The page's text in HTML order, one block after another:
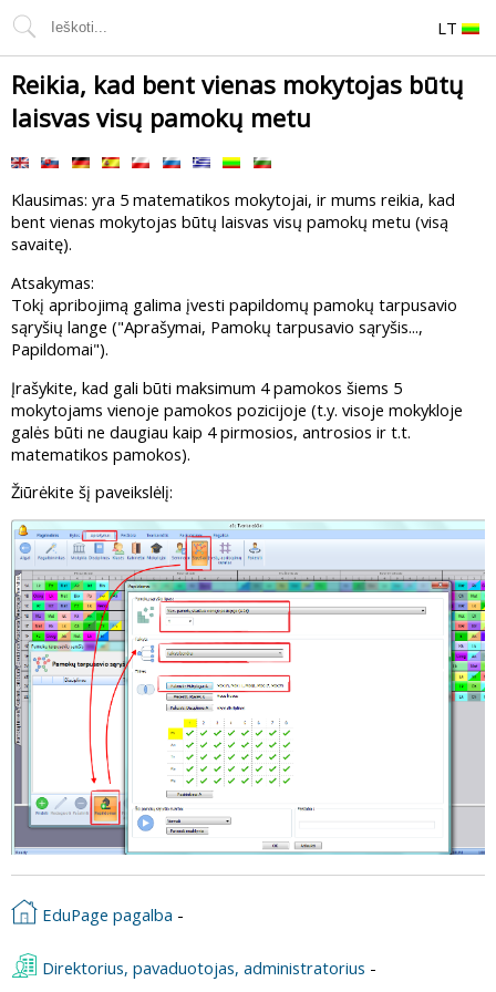
LT
Reikia, kad bent vienas mokytojas būtų
laisvas visų pamokų metu
Klausimas: yra 5 matematikos mokytojai, ir mums reikia, kad
bent vienas mokytojas būtų laisvas visų pamokų metu (visą
savaitę).
Atsakymas:
Tokį apribojimą galima įvesti papildomų pamokų tarpusavio
sąryšių lange ("Aprašymai, Pamokų tarpusavio sąryšis...,
Papildomai").
Įrašykite, kad gali būti maksimum 4 pamokos šiems 5
mokytojams vienoje pamokos pozicijoje (t.y. visoje mokykloje
galės būti ne daugiau kaip 4 pirmosios, antrosios ir t.t.
matematikos pamokos).
Žiūrėkite šį paveikslėlį:
EduPage pagalba -
Direktorius, pavaduotojas, administratorius -